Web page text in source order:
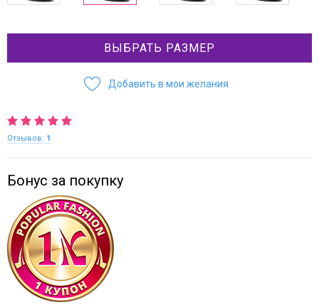
ВЫБРАТЬ РАЗМЕР
Добавить в мои желания
Отзывов: 1
Бонус за покупку